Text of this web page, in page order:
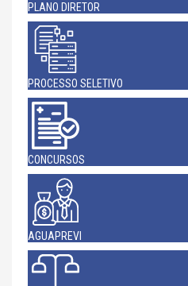
PLANO DIRETOR
PROCESSO SELETIVO
CONCURSOS
AGUAPREVI